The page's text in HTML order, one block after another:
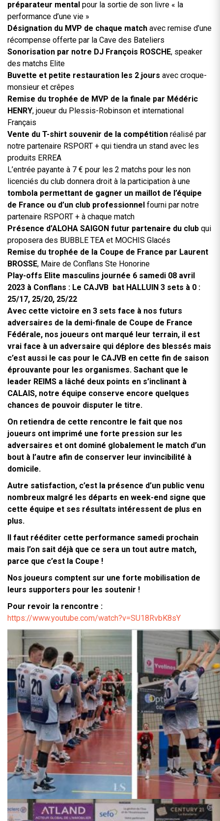
préparateur mental pour la sortie de son livre « la
performance d’une vie »
Désignation du MVP de chaque match avec remise d’une
récompense offerte par la Cave des Bateliers
Sonorisation par notre DJ François ROSCHE, speaker
des matchs Elite
Buvette et petite restauration les 2 jours avec croque-
monsieur et crêpes
Remise du trophée de MVP de la finale par Médéric
HENRY, joueur du Plessis-Robinson et international
Français
Vente du T-shirt souvenir de la compétition réalisé par
notre partenaire RSPORT + qui tiendra un stand avec les
produits ERREA
L’entrée payante à 7 € pour les 2 matchs pour les non
licenciés du club donnera droit à la participation à une
tombola permettant de gagner un maillot de l’équipe
de France ou d’un club professionnel fourni par notre
partenaire RSPORT + à chaque match
Présence d’ALOHA SAIGON futur partenaire du club qui
proposera des BUBBLE TEA et MOCHIS Glacés
Remise du trophée de la Coupe de France par Laurent
BROSSE, Maire de Conflans Ste Honorine
Play-offs Elite masculins journée 6 samedi 08 avril
2023 à Conflans : Le CAJVB bat HALLUIN 3 sets à 0 :
25/17, 25/20, 25/22
Avec cette victoire en 3 sets face à nos futurs
adversaires de la demi-finale de Coupe de France
Fédérale, nos joueurs ont marqué leur terrain, il est
vrai face à un adversaire qui déplore des blessés mais
c’est aussi le cas pour le CAJVB en cette fin de saison
éprouvante pour les organismes. Sachant que le
leader REIMS a lâché deux points en s’inclinant à
CALAIS, notre équipe conserve encore quelques
chances de pouvoir disputer le titre.
On retiendra de cette rencontre le fait que nos
joueurs ont imprimé une forte pression sur les
adversaires et ont dominé globalement le match d’un
bout à l’autre afin de conserver leur invincibilité à
domicile.
Autre satisfaction, c’est la présence d’un public venu
nombreux malgré les départs en week-end signe que
cette équipe et ses résultats intéressent de plus en
plus.
Il faut rééditer cette performance samedi prochain
mais l’on sait déjà que ce sera un tout autre match,
parce que c’est la Coupe !
Nos joueurs comptent sur une forte mobilisation de
leurs supporters pour les soutenir !
Pour revoir la rencontre :
https://www.youtube.com/watch?v=SU18RvbK8sY